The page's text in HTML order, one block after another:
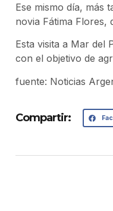
Ese mismo día, más
novia Fátima Flores,
Esta visita a Mar del
con el objetivo de
fuente: Noticias
Compartir: